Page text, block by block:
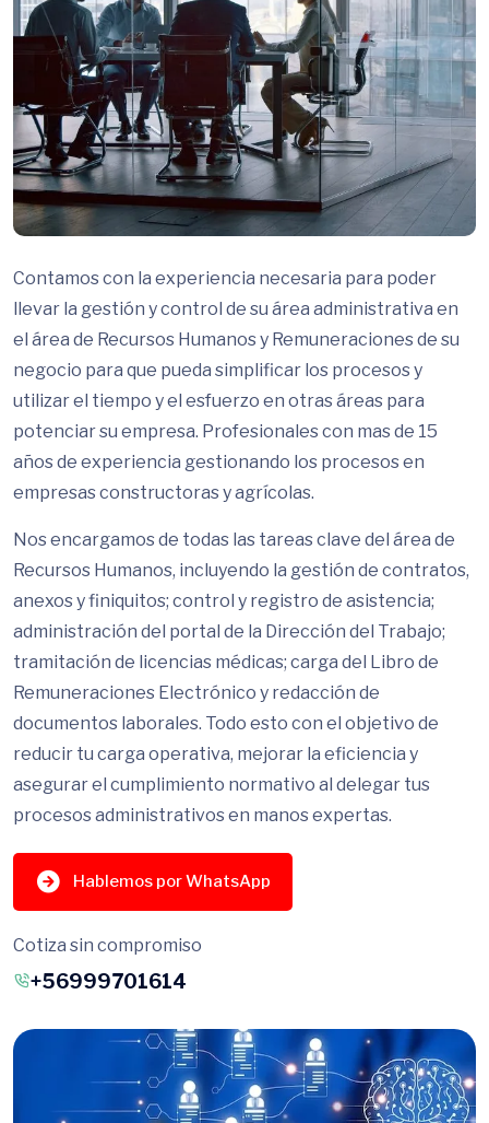
Contamos con la experiencia necesaria para poder
llevar la gestión y control de su área administrativa en
el área de Recursos Humanos y Remuneraciones de su
negocio para que pueda simplificar los procesos y
utilizar el tiempo y el esfuerzo en otras áreas para
potenciar su empresa. Profesionales con mas de 15
años de experiencia gestionando los procesos en
empresas constructoras y agrícolas.
Nos encargamos de todas las tareas clave del área de
Recursos Humanos, incluyendo la gestión de contratos,
anexos y finiquitos; control y registro de asistencia;
administración del portal de la Dirección del Trabajo;
tramitación de licencias médicas; carga del Libro de
Remuneraciones Electrónico y redacción de
documentos laborales. Todo esto con el objetivo de
reducir tu carga operativa, mejorar la eficiencia y
asegurar el cumplimiento normativo al delegar tus
procesos administrativos en manos expertas.
Hablemos por WhatsApp
Cotiza sin compromiso
+56999701614